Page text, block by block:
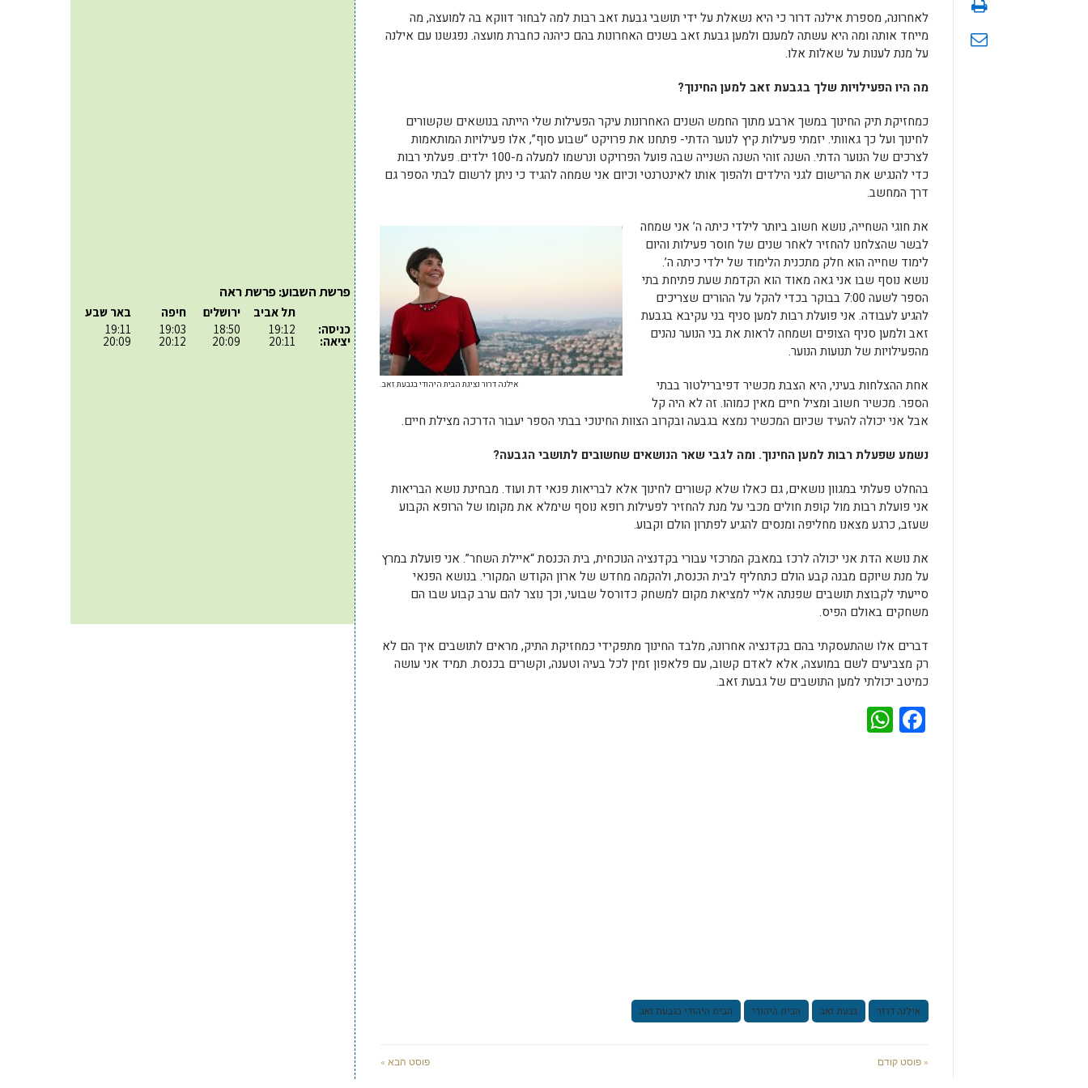
לאחרונה, מספרת אילנה דרור כי היא נשאלת על ידי תושבי גבעת זאב רבות למה לבחור דווקא בה למועצה, מה
מייחד אותה ומה היא עשתה למענם ולמען גבעת זאב בשנים האחרונות בהם כיהנה כחברת מועצה. נפגשנו עם אילנה
על מנת לענות על שאלות אלו.
מה היו הפעילויות שלך בגבעת זאב למען החינוך?
כמחזיקת תיק החינוך במשך ארבע מתוך החמש השנים האחרונות עיקר הפעילות שלי הייתה בנושאים שקשורים
לחינוך ועל כך גאוותי. יזמתי פעילות קיץ לנוער הדתי- פתחנו את פרויקט “שבוע סוף”, אלו פעילויות המותאמות
לצרכים של הנוער הדתי. השנה זוהי השנה השנייה שבה פועל הפרויקט ונרשמו למעלה מ-100 ילדים. פעלתי רבות
כדי להנגיש את הרישום לגני הילדים ולהפוך אותו לאינטרנטי וכיום אני שמחה להגיד כי ניתן לרשום לבתי הספר גם
דרך המחשב.
אילנה דרור נציגת הבית היהודי בגבעת זאב.
את חוגי השחייה, נושא חשוב ביותר לילדי כיתה ה’ אני שמחה
לבשר שהצלחנו להחזיר לאחר שנים של חוסר פעילות והיום
לימוד שחייה הוא חלק מתכנית הלימוד של ילדי כיתה ה’.
נושא נוסף שבו אני גאה מאוד הוא הקדמת שעת פתיחת בתי
הספר לשעה 7:00 בבוקר בכדי להקל על ההורים שצריכים
להגיע לעבודה. אני פועלת רבות למען סניף בני עקיבא בגבעת
זאב ולמען סניף הצופים ושמחה לראות את בני הנוער נהנים
מהפעילויות של תנועות הנוער.
אחת ההצלחות בעיני, היא הצבת מכשיר דפיברילטור בבתי
הספר. מכשיר חשוב ומציל חיים מאין כמוהו. זה לא היה קל
אבל אני יכולה להעיד שכיום המכשיר נמצא בגבעה ובקרוב הצוות החינוכי בבתי הספר יעבור הדרכה מצילת חיים.
נשמע שפעלת רבות למען החינוך. ומה לגבי שאר הנושאים שחשובים לתושבי הגבעה?
בהחלט פעלתי במגוון נושאים, גם כאלו שלא קשורים לחינוך אלא לבריאות פנאי דת ועוד. מבחינת נושא הבריאות
אני פועלת רבות מול קופת חולים מכבי על מנת להחזיר לפעילות רופא נוסף שימלא את מקומו של הרופא הקבוע
שעזב, כרגע מצאנו מחליפה ומנסים להגיע לפתרון הולם וקבוע.
את נושא הדת אני יכולה לרכז במאבק המרכזי עבורי בקדנציה הנוכחית, בית הכנסת “איילת השחר”. אני פועלת במרץ
על מנת שיוקם מבנה קבע הולם כתחליף לבית הכנסת, ולהקמה מחדש של ארון הקודש המקורי. בנושא הפנאי
סייעתי לקבוצת תושבים שפנתה אליי למציאת מקום למשחק כדורסל שבועי, וכך נוצר להם ערב קבוע שבו הם
משחקים באולם הפיס.
דברים אלו שהתעסקתי בהם בקדנציה אחרונה, מלבד החינוך מתפקידי כמחזיקת התיק, מראים לתושבים איך הם לא
רק מצביעים לשם במועצה, אלא לאדם קשוב, עם פלאפון זמין לכל בעיה וטענה, וקשרים בכנסת. תמיד אני עושה
כמיטב יכולתי למען התושבים של גבעת זאב.
Facebook
אילנה דרור גבעת זאב הבית היהודי הבית היהודי בגבעת זאב
« פוסט קודם פוסט הבא »
פרשת השבוע: פרשת ראה
כניסה:
יציאה:
תל אביב
19:12
20:11
ירושלים
18:50
20:09
חיפה
19:03
20:12
באר שבע
19:11
20:09